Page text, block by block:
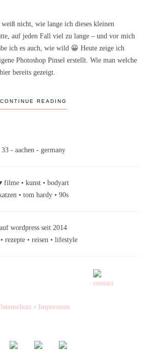
nicht, wie lange ich dieses kleinen
auf jeden Fall viel zu lange – und vor mich
ich es auch, wie wild 😀 Heute zeige ich
Photoshop Pinsel erstellt. Wie man welche
bereits gezeigt.
CONTINUE READING
33 - aachen - germany
filme • kunst • bodyart
• tom hardy • 90s
auf wordpress seit 2014
rezepte • reisen • lifestyle
· Impressum